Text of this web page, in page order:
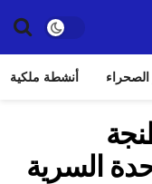
الصحراء أنشطة ملكية
السرية